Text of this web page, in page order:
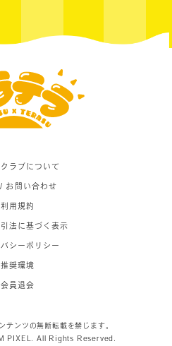
ラブについて
お問い合わせ
利用規約
法に基づく表示
シーポリシー
推奨環境
会員退会
テンツの無断転載を禁じます。
PIXEL. All Rights Reserved.